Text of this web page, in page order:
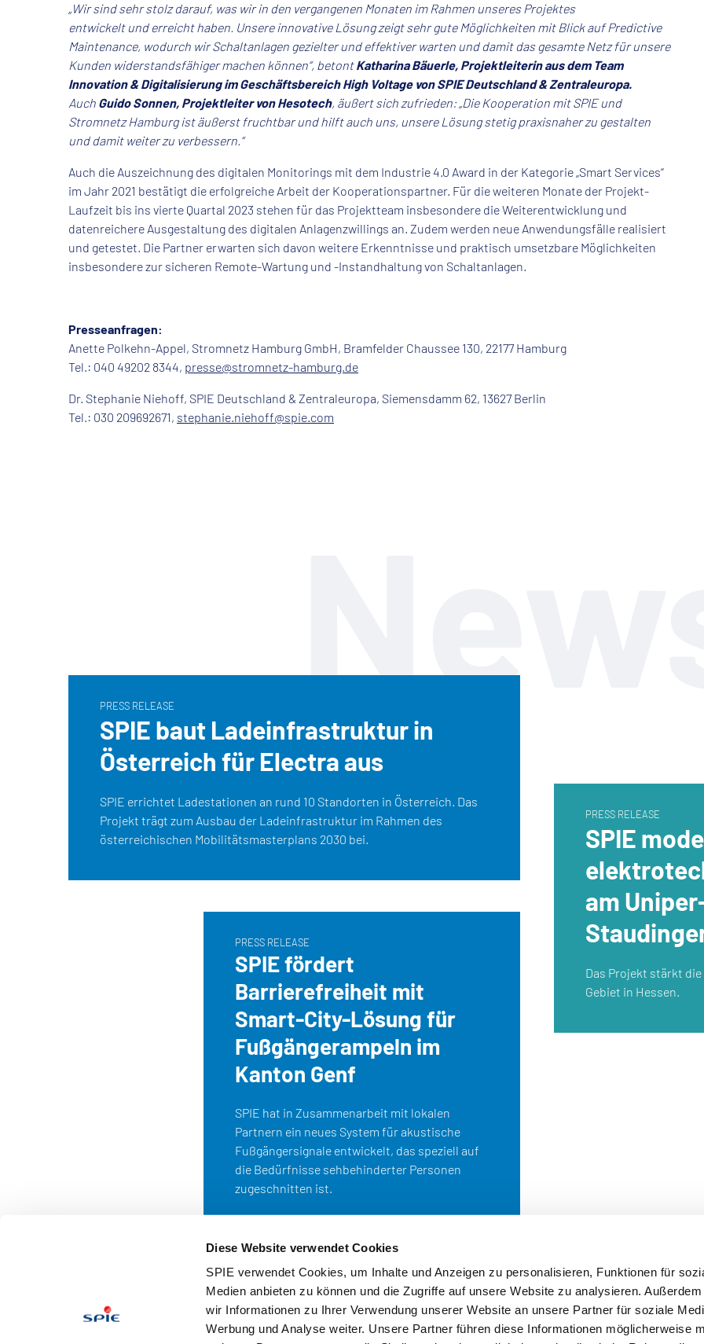
Diese Website verwendet Cookies
SPIE verwendet Cookies, um Inhalte und Anzeigen zu personalisieren, Funktionen für
Medien anbieten zu können und die Zugriffe auf unsere Website zu analysieren. Außerdem
wir Informationen zu Ihrer Verwendung unserer Website an unsere Partner für soziale
Werbung und Analyse weiter. Unsere Partner führen diese Informationen möglicherweise
„Wir sind sehr stolz darauf, was wir in den vergangenen Monaten im Rahmen unseres Projektes
entwickelt und erreicht haben. Unsere innovative Lösung zeigt sehr gute Möglichkeiten mit Blick auf Predictive
Maintenance, wodurch wir Schaltanlagen gezielter und effektiver warten und damit das gesamte Netz für unsere
Kunden widerstandsfähiger machen können“, betontKatharina Bäuerle, Projektleiterin aus dem Team
Innovation & Digitalisierung im Geschäftsbereich High Voltage von SPIE Deutschland & Zentraleuropa.
Auch Guido Sonnen, Projektleiter von Hesotech, äußert sich zufrieden: „Die Kooperation mit SPIE und
Stromnetz Hamburg ist äußerst fruchtbar und hilft auch uns, unsere Lösung stetig praxisnaher zu gestalten
und damit weiter zu verbessern.“
Auch die Auszeichnung des digitalen Monitorings mit dem Industrie 4.0 Award in der Kategorie „Smart Services“
im Jahr 2021 bestätigt die erfolgreiche Arbeit der Kooperationspartner. Für die weiteren Monate der Projekt-
Laufzeit bis ins vierte Quartal 2023 stehen für das Projektteam insbesondere die Weiterentwicklung und
datenreichere Ausgestaltung des digitalen Anlagenzwillings an. Zudem werden neue Anwendungsfälle realisiert
und getestet. Die Partner erwarten sich davon weitere Erkenntnisse und praktisch umsetzbare Möglichkeiten
insbesondere zur sicheren Remote-Wartung und -Instandhaltung von Schaltanlagen.
Presseanfragen:
Anette Polkehn-Appel, Stromnetz Hamburg GmbH, Bramfelder Chaussee 130, 22177 Hamburg
Tel.: 040 49202 8344, presse@stromnetz-hamburg.de
Dr. Stephanie Niehoff, SPIE Deutschland & Zentraleuropa, Siemensdamm 62, 13627 Berlin
Tel.: 030 209692671, stephanie.niehoff@spie.com
PRESS RELEASE
SPIE baut Ladeinfrastruktur in
Österreich für Electra aus
SPIE errichtet Ladestationen an rund 10 Standorten in Österreich. Das
Projekt trägt zum Ausbau der Ladeinfrastruktur im Rahmen des
österreichischen Mobilitätsmasterplans 2030 bei.
PRESS RELEASE
SPIE
am
Das Projekt stärkt
Gebiet in Hessen.
PRESS RELEASE
SPIE fördert
Barrierefreiheit mit
Smart-City-Lösung für
Fußgängerampeln im
Kanton Genf
SPIE hat in Zusammenarbeit mit lokalen
Partnern ein neues System für akustische
Fußgängersignale entwickelt, das speziell auf
die Bedürfnisse sehbehinderter Personen
zugeschnitten ist.